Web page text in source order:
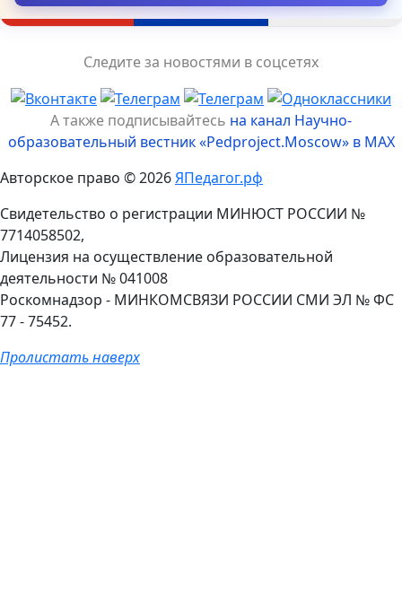
Следите за новостями в соцсетях
А также подписывайтесь на канал Научно-
образовательный вестник «Pedproject.Moscow» в MAX
Авторское право © 2026ЯПедагог.рф
Свидетельство о регистрации МИНЮСТ РОССИИ №
7714058502,
Лицензия на осуществление образовательной
деятельности № 041008
Роскомнадзор - МИНКОМСВЯЗИ РОССИИ СМИ ЭЛ № ФС
77 - 75452.
Пролистать наверх